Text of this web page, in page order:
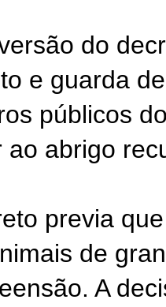
do
e guarda
públicos
ao abrigo
previa
de
A